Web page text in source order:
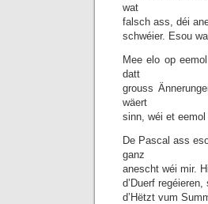
wat
falsch ass, déi
schwéier. Esou
Mee elo op
datt
grouss
wäert
sinn, wéi et eemol
De Pascal ass
ganz
anescht wéi mir.
d’Duerf
d’Hëtzt vum